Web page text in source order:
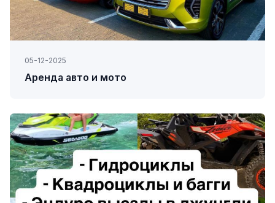
05-12-2025
Аренда авто и мото